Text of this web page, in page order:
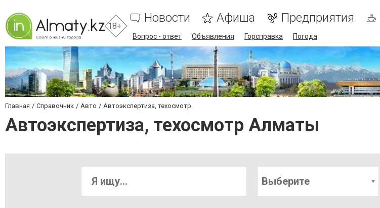
18+
Новости Афиша Предприятия
Вопрос - ответ Объявления Горсправка Погода
Главная Справочник Авто Автоэкспертиза, техосмотр
Автоэкспертиза, техосмотр Алматы
Выберите